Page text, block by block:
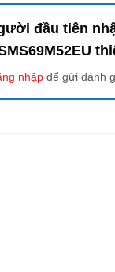
đầu tiên
nhập để gửi đánh